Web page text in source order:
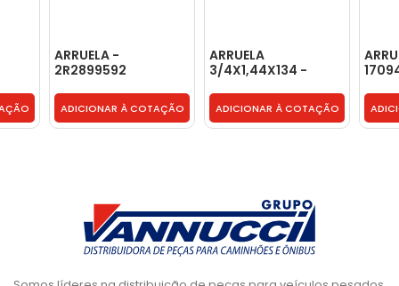
ARRUELA -
2R2899592
ADICIONAR À COTAÇÃO
ARRUELA
3/4X1,44X134 -
ADICIONAR À COTAÇÃO